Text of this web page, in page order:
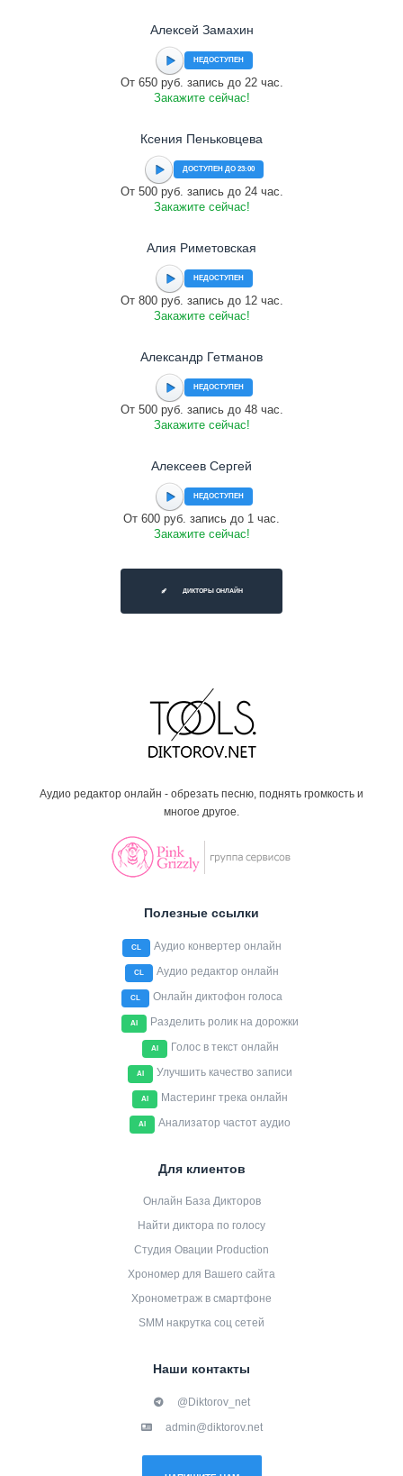
Алексей Замахин
НЕДОСТУПЕН
От 650 руб. запись до 22 час.
Закажите сейчас!
Ксения Пеньковцева
ДОСТУПЕН ДО 23:00
От 500 руб. запись до 24 час.
Закажите сейчас!
Алия Риметовская
НЕДОСТУПЕН
От 800 руб. запись до 12 час.
Закажите сейчас!
Александр Гетманов
НЕДОСТУПЕН
От 500 руб. запись до 48 час.
Закажите сейчас!
Алексеев Сергей
НЕДОСТУПЕН
От 600 руб. запись до 1 час.
Закажите сейчас!
ДИКТОРЫ ОНЛАЙН
Аудио редактор онлайн - обрезать песню, поднять громкость и
многое другое.
Полезные ссылки
CL Аудио конвертер онлайн
CL Аудио редактор онлайн
CL Онлайн диктофон голоса
AI Разделить ролик на дорожки
AI Голос в текст онлайн
AI Улучшить качество записи
AI Мастеринг трека онлайн
AI Анализатор частот аудио
Для клиентов
Онлайн База Дикторов
Найти диктора по голосу
Студия Овации Production
Хрономер для Вашего сайта
Хронометраж в смартфоне
SMM накрутка соц сетей
Наши контакты
@Diktorov_net
admin@diktorov.net